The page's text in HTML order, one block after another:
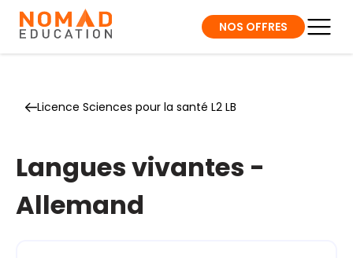
NOS OFFRES
Licence Sciences pour la santé L2 LB
Langues vivantes -
Allemand